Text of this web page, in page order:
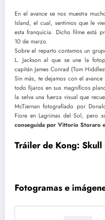
En el avance se nos muestra
Island, el cual, sentimos que le
esta franquicia. Dicho filme está
10 de marzo.
Sobre el reparto contamos un
L. Jackson al que se une la
capitán James Conrad (Tom
Sin más, te dejamos con el
todo fijaros en sus magníficos
la selva una fuerza visual que
McTiernan fotografíado por
Fiore en Lagrimas del Sol, pero
conseguida por Vittorio Storaro
Tráiler de Kong: Skull
Fotogramas e